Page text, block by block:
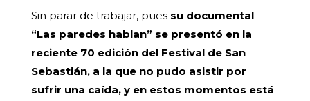
Sin parar de trabajar, pues su documental
“Las paredes hablan” se presentó en la
reciente 70 edición del Festival de San
Sebastián, a la que no pudo asistir por
sufrir una caída, y en estos momentos está